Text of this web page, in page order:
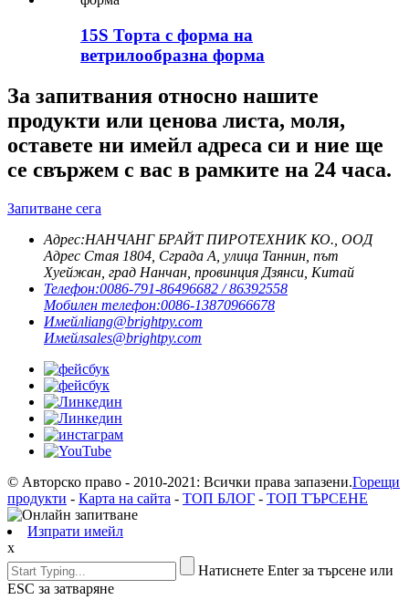
15S Торта с форма на
ветрилообразна форма
За запитвания относно нашите
продукти или ценова листа, моля,
оставете ни имейл адреса си и ние ще
се свържем с вас в рамките на 24 часа.
Запитване сега
Адрес:НАНЧАНГ БРАЙТ ПИРОТЕХНИК КО., ООД
Адрес Стая 1804, Сграда A, улица Таннин, път
Хуейжан, град Нанчан, провинция Дзянси, Китай
Телефон:0086-791-86496682 / 86392558
Мобилен телефон:0086-13870966678
Имейлliang@brightpy.com
Имейлsales@brightpy.com
© Авторско право - 2010-2021: Всички права запазени.Горещи
продукти - Карта на сайта - ТОП БЛОГ - ТОП ТЪРСЕНЕ
Изпрати имейл
x
Натиснете Enter за търсене или
ESC за затваряне